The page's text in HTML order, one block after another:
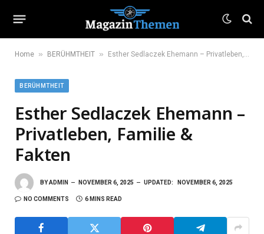
Home » BERÜHMTHEIT » Esther Sedlaczek Ehemann – Privatleben, Familie & Fakten
BERÜHMTHEIT
Esther Sedlaczek Ehemann –
Privatleben, Familie &
Fakten
BYADMIN NOVEMBER 6, 2025 UPDATED: NOVEMBER 6, 2025
NO COMMENTS 6 MINS READ